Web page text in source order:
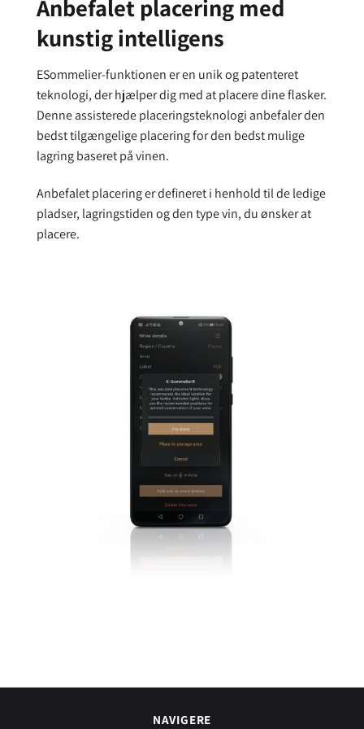
Anbefalet placering med
kunstig intelligens
ESommelier-funktionen er en unik og patenteret
teknologi, der hjælper dig med at placere dine flasker.
Denne assisterede placeringsteknologi anbefaler den
bedst tilgængelige placering for den bedst mulige
lagring baseret på vinen.
Anbefalet placering er defineret i henhold til de ledige
pladser, lagringstiden og den type vin, du ønsker at
placere.
NAVIGERE